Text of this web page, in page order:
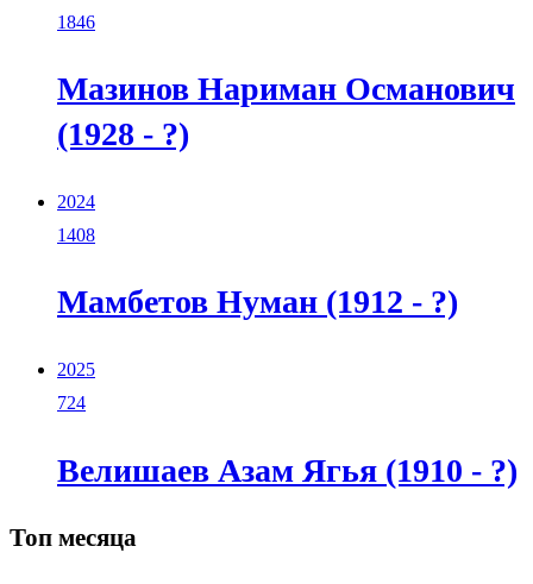
1846
Мазинов Нариман Османович
(1928 - ?)
2024
1408
Мамбетов Нуман (1912 - ?)
2025
724
Велишаев Азам Ягья (1910 - ?)
Топ месяца